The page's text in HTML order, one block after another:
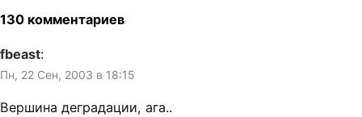
130 комментариев
fbeast:
Пн, 22 Сен, 2003 в 18:15
Вершина деградации, ага..